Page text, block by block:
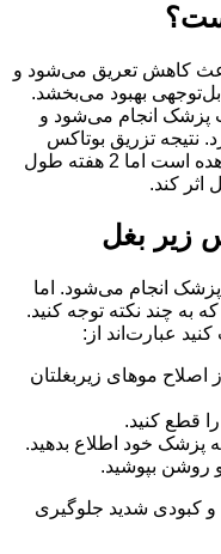
کاهش تعریق می‌شود و
بهبود می‌بخشد.
پزشک انجام می‌شود و
نتیجه تزریق بوتاکس
معمولاً 2 تا 4 روز بعد از تزریق قابل‌مشاهده است اما 2 هفته طول
اثر کند.
زیر بغل
انجام می‌شود. اما
به چند نکته توجه کنید.
عبارت‌اند از:
اصلاح موهای زیربغلتان
قطع کنید.
پزشک خود اطلاع بدهید.
روشن بپوشید.
و کبودی شدید جلوگیری